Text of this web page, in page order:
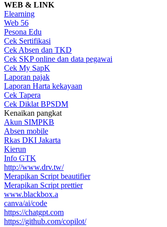
WEB & LINK
Elearning
Web 56
Pesona Edu
Cek Sertifikasi
Cek Absen dan TKD
Cek SKP online dan data pegawai
Cek My SapK
Laporan pajak
Laporan Harta kekayaan
Cek Tapera
Cek Diklat BPSDM
Kenaikan pangkat
Akun SIMPKB
Absen mobile
Rkas DKI Jakarta
Kierun
Info GTK
http://www.drv.tw/
Merapikan Script beautifier
Merapikan Script prettier
www.blackbox.a
canva/ai/code
https://chatgpt.com
https://github.com/copilot/